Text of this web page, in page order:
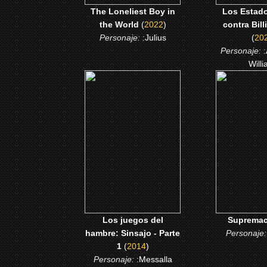
The Loneliest Boy in
the World(2022)
Personaje::Julius
Los
contra
(
Personaje:
(2014)
Los juegos del hambre:
Sinsajo - Parte 1
CLICK ME
Los juegos del
hambre: Sinsajo - Parte
1(2014)
Personaje::Messalla
CLICK